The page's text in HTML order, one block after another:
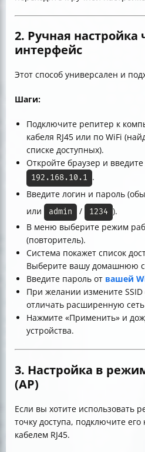
2. Ручная настройка
интерфейс
Этот способ универсален и
Шаги:
Подключите репитер к
кабеля RJ45 или по WiFi
списке доступных).
Откройте браузер и введите
192.168.10.1
.
Введите логин и пароль
или admin / 1234 ).
В меню выберите режим
(повторитель).
Система покажет список
Выберите вашу домашнюю
Введите пароль от вашей
При желании измените
отличать расширенную
Нажмите «Применить» и
устройства.
3. Настройка в
(AP)
Если вы хотите использовать
точку доступа, подключите
кабелем RJ45.